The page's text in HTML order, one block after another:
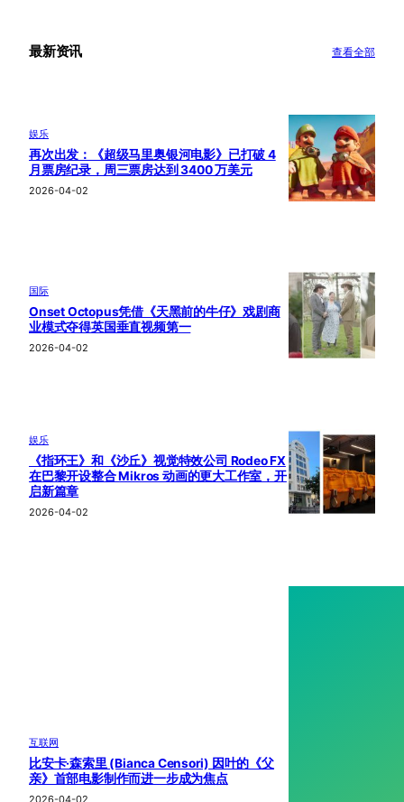
最新资讯 查看全部
娱乐
再次出发：《超级马里奥银河电影》已打破 4
月票房纪录，周三票房达到 3400 万美元
2026-04-02
国际
Onset Octopus凭借《天黑前的牛仔》戏剧商
业模式夺得英国垂直视频第一
2026-04-02
娱乐
《指环王》和《沙丘》视觉特效公司 Rodeo FX
在巴黎开设整合 Mikros 动画的更大工作室，开
启新篇章
2026-04-02
互联网
比安卡·森索里 (Bianca Censori) 因叶的《父
亲》首部电影制作而进一步成为焦点
2026-04-02